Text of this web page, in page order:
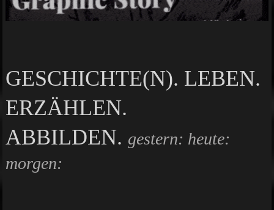
GESCHICHTE(N). LEBEN.
ERZÄHLEN.
ABBILDEN. gestern: heute:
morgen: